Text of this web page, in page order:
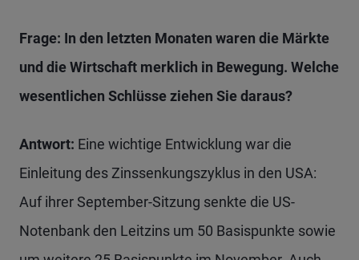
Frage: In den letzten Monaten waren die Märkte
und die Wirtschaft merklich in Bewegung. Welche
wesentlichen Schlüsse ziehen Sie daraus?
Antwort: Eine wichtige Entwicklung war die
Einleitung des Zinssenkungszyklus in den USA:
Auf ihrer September-Sitzung senkte die US-
Notenbank den Leitzins um 50 Basispunkte sowie